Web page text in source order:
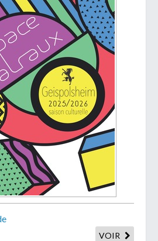
Reprise des
cours
TAG - Contacts
VOIR